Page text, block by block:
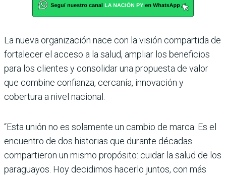
La nueva organización nace con la visión compartida de
fortalecer el acceso a la salud, ampliar los beneficios
para los clientes y consolidar una propuesta de valor
que combine confianza, cercanía, innovación y
cobertura a nivel nacional.
“Esta unión no es solamente un cambio de marca. Es el
encuentro de dos historias que durante décadas
compartieron un mismo propósito: cuidar la salud de los
paraguayos. Hoy decidimos hacerlo juntos, con más